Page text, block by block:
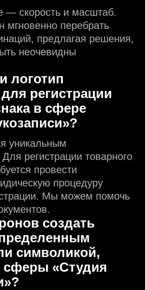
— скорость и масштаб.
мгновенно перебрать
предлагая решения,
неочевидны
логотип
регистрации
в сфере
уникальным
регистрации товарного
провести
процедуру
Мы можем помочь
создать
символикой,
сферы «Студия